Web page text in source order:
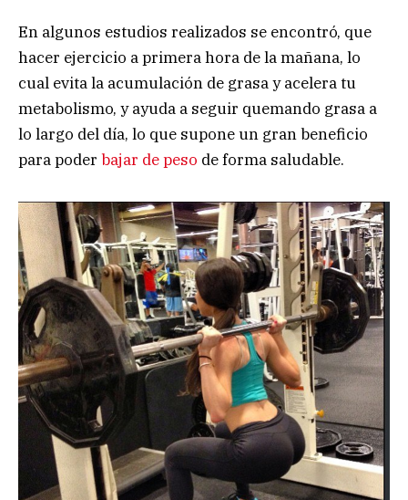
En algunos estudios realizados se encontró, que
hacer ejercicio a primera hora de la mañana, lo
cual evita la acumulación de grasa y acelera tu
metabolismo, y ayuda a seguir quemando grasa a
lo largo del día, lo que supone un gran beneficio
para poder bajar de peso de forma saludable.